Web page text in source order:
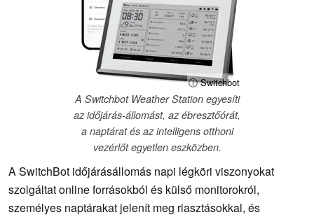
ⓘ Switchbot
A Switchbot Weather Station egyesíti
az időjárás-állomást, az ébresztőórát,
a naptárat és az intelligens otthoni
vezérlőt egyetlen eszközben.
A SwitchBot időjárásállomás napi légköri viszonyokat
szolgáltat online forrásokból és külső monitorokról,
személyes naptárakat jelenít meg riasztásokkal, és